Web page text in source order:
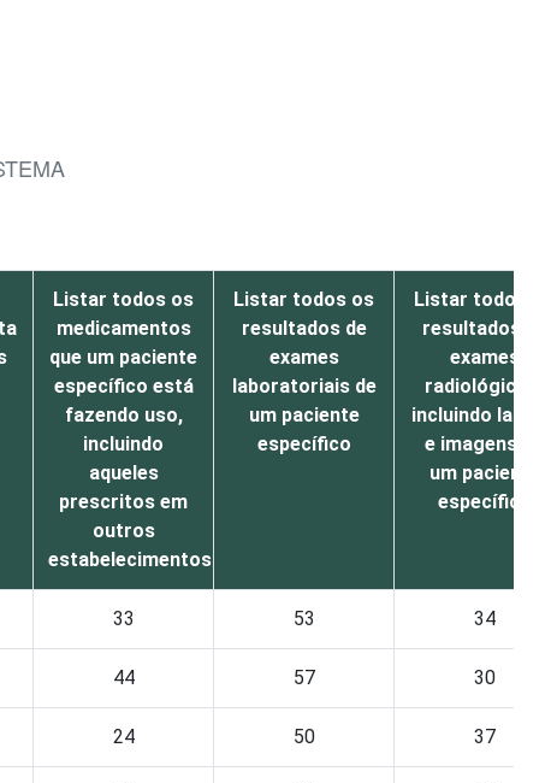
Listar todos os
medicamentos
que um paciente
específico está
fazendo uso,
incluindo
aqueles
prescritos em
outros
estabelecimentos
Listar todos os
resultados de
exames
laboratoriais de
um paciente
específico
Listar todos
resultados de
exames
radiológicos,
incluindo
e imagens de
um paciente
específico
33 53 34
44 57 30
24 50 37